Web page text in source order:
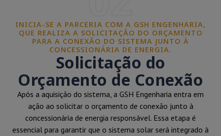
INICIA-SE A PARCERIA COM A GSH ENGENHARIA,
QUE REALIZA A SOLICITAÇÃO DO ORÇAMENTO
PARA A CONEXÃO DO SISTEMA JUNTO À
CONCESSIONÁRIA DE ENERGIA.
Solicitação do
Orçamento de Conexão
Após a aquisição do sistema, a GSH Engenharia entra em
ação ao solicitar o orçamento de conexão junto à
concessionária de energia responsável. Essa etapa é
essencial para garantir que o sistema solar será integrado à